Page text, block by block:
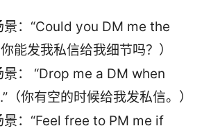
景：“Could you DM me the
能发我私信给我细节吗？）
： “Drop me a DM when
（你有空的时候给我发私信。）
景：“Feel free to PM me if